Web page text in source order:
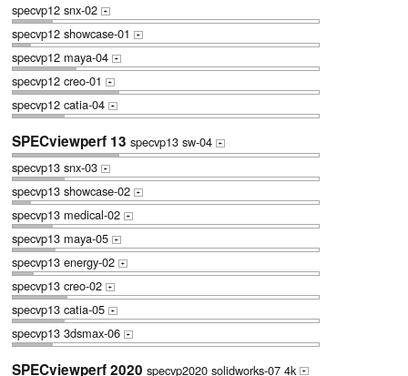
specvp12 snx-02 +
specvp12 showcase-01 +
specvp12 maya-04 +
specvp12 creo-01 +
specvp12 catia-04 +
SPECviewperf 13 specvp13 sw-04 +
specvp13 snx-03 +
specvp13 showcase-02 +
specvp13 medical-02 +
specvp13 maya-05 +
specvp13 energy-02 +
specvp13 creo-02 +
specvp13 catia-05 +
specvp13 3dsmax-06 +
SPECviewperf 2020 specvp2020 solidworks-07 4k +